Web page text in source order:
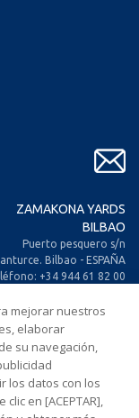
ZAMAKONA YARDS
BILBAO
Puerto pesquero s/n
Bilbao - ESPAÑA
+34 944 61 82 00
Fax: +34 944 61 25 80
ZAMAKONA YARDS
ISLAS CANARIAS
Española, s/n.
mejorar nuestros
elaborar
su navegación,
los datos con los
en [ACEPTAR],